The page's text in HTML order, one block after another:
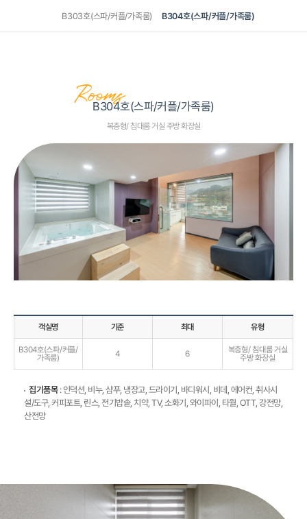
B303호(스파/커플/가족룸) B304호(스파/커플/가족룸)
Rooms
B304호(스파/커플/가족룸)
복층형/ 침대룸 거실 주방 화장실
객실명 기준 최대 유형
B304호(스파/커플/
가족룸)
4 6
복층형/ 침대룸 거실
주방 화장실
집기품목: 인덕션, 비누, 샴푸, 냉장고, 드라이기, 바디워시, 비데, 에어컨, 취사시
설/도구, 커피포트, 린스, 전기밥솥, 치약, TV, 소화기, 와이파이, 타월, OTT, 강전망,
산전망